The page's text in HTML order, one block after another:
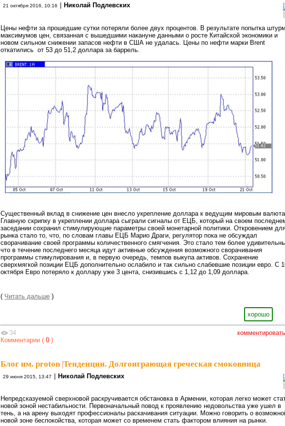
21 октября 2016, 10:16 Николай Подлевских
Цены нефти за прошедшие сутки потеряли более двух процентов. В результате попытка
максимумов цен, связанная с вышедшими накануне данными о росте Китайской экономики и
новом сильном снижении запасов нефти в США не удалась. Цены по нефти марки Brent
откатились от 53 до 51,2 доллара за баррель.
Существенный вклад в снижение цен внесло укрепление доллара к ведущим мировым
Главную скрипку в укреплении доллара сыграли сигналы от ЕЦБ, который на своем
заседании сохранил стимулирующие параметры своей монетарной политики. Откровением
рынка стало то, что, по словам главы ЕЦБ Марио Драги, регулятор пока не обсуждал
сворачивание своей программы количественного смягчения. Это стало тем более
что в течение последнего месяца идут активные обсуждения возможного сворачивания
программы стимулирования и, в первую очередь, темпов выкупа активов. Сохранение
сверхмягкой позиции ЕЦБ дополнительно ослабило и так сильно слабевшие позиции евро. С
октября Евро потеряло к доллару уже 3 цента, снизившись с 1,12 до 1,09 доллара.
( Читать дальше )
хорошо
комментировать
34
Комментарии ( 0 )
Блог им. proton |Тенденции. Долгоиграющая греческая смоковница
29 июня 2015, 13:47 | Николай Подлевских
Непредсказуемой сверхновой раскручивается обстановка в Армении, которая легко может
новой зоной нестабильности. Первоначальный повод к проявлению недовольства уже ушел в
тень, а на арену выходят профессионалы раскачивания ситуации. Можно говорить о
новой зоне беспокойства, которая может со временем стать фактором влияния на рынки.